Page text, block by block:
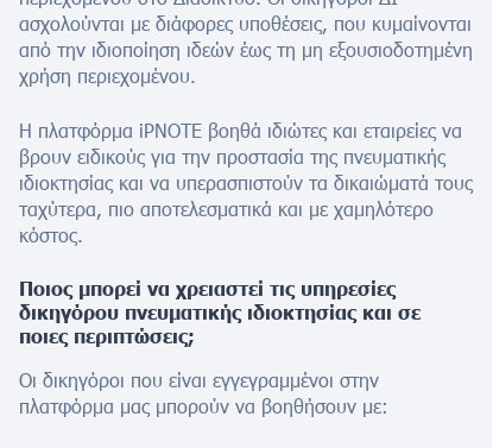
ασχολούνται με διάφορες υποθέσεις, που κυμαίνονται
από την ιδιοποίηση ιδεών έως τη μη εξουσιοδοτημένη
χρήση περιεχομένου.
Η πλατφόρμα iPNOTE βοηθά ιδιώτες και εταιρείες να
βρουν ειδικούς για την προστασία της πνευματικής
ιδιοκτησίας και να υπερασπιστούν τα δικαιώματά τους
ταχύτερα, πιο αποτελεσματικά και με χαμηλότερο
κόστος.
Ποιος μπορεί να χρειαστεί τις υπηρεσίες
δικηγόρου πνευματικής ιδιοκτησίας και σε
ποιες περιπτώσεις;
Οι δικηγόροι που είναι εγγεγραμμένοι στην
πλατφόρμα μας μπορούν να βοηθήσουν με: